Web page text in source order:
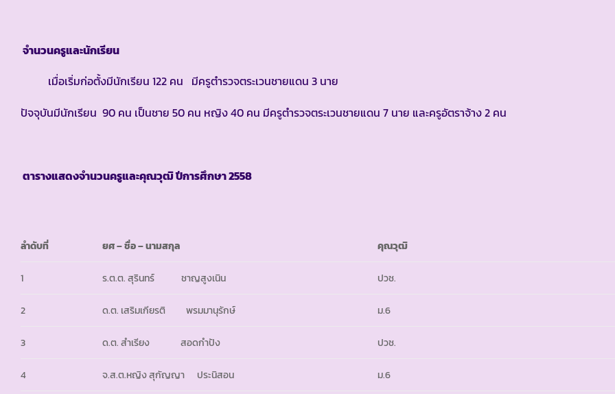
จำนวนครูและนักเรียน
เมื่อเริ่มก่อตั้งมีนักเรียน 122 คน มีครูตำรวจตระเวนชายแดน 3 นาย
ปัจจุบันมีนักเรียน 90 คน เป็นชาย 50 คน หญิง 40 คน มีครูตำรวจตระเวนชายแดน 7 นาย และครูอัตราจ้าง 2 คน
ตารางแสดงจำนวนครูและคุณวุฒิ ปีการศึกษา2558
ลำดับที่ ยศ – ชื่อ – นามสกุล คุณวุฒิ
1 ร.ต.ต. สุรินทร์ ชาญสูงเนิน ปวช.
2 ด.ต. เสริมเกียรติ พรมมานุรักษ์ ม.6
3 ด.ต. สำเรียง สอดกำปัง ปวช.
4 จ.ส.ต.หญิง สุกัญญา ประนิสอน ม.6